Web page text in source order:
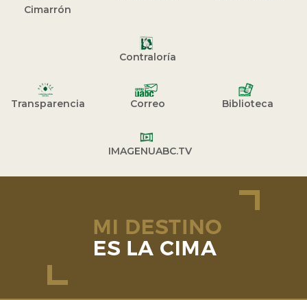
Cimarrón
Contraloría
Transparencia Correo Biblioteca
IMAGENUABC.TV